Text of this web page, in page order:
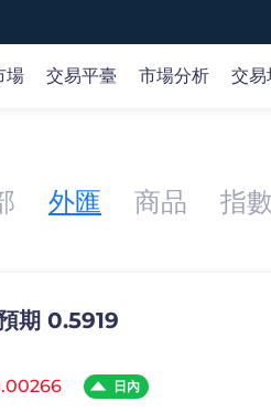
場
幣對、黃金、石
交易平臺
，包括iOS、Android、Web和MT5
谷歌商店
市場分析
作的交易理念和專
交易
您提供幫助。
過我們創新性的平
外匯 商品 指數
期 0.5919
日內